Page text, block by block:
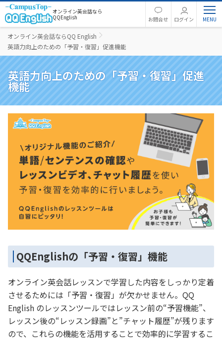
オンライン英会話なら
QQEnglish
お問合せ ログイン
オンライン英会話ならQQ English
英語力向上のための「予習・復習」促進機能
英語力向上のための「予習・復習」促進
機能
QQEnglishの「予習・復習」機能
オンライン英会話レッスンで学習した内容をしっかり定着
させるためには「予習・復習」が欠かせません。QQ
English のレッスンツールではレッスン前の“予習機能”、
レッスン後の“レッスン録画”と”チャット履歴”が残ります
ので、これらの機能を活用することで効率的に学習するこ